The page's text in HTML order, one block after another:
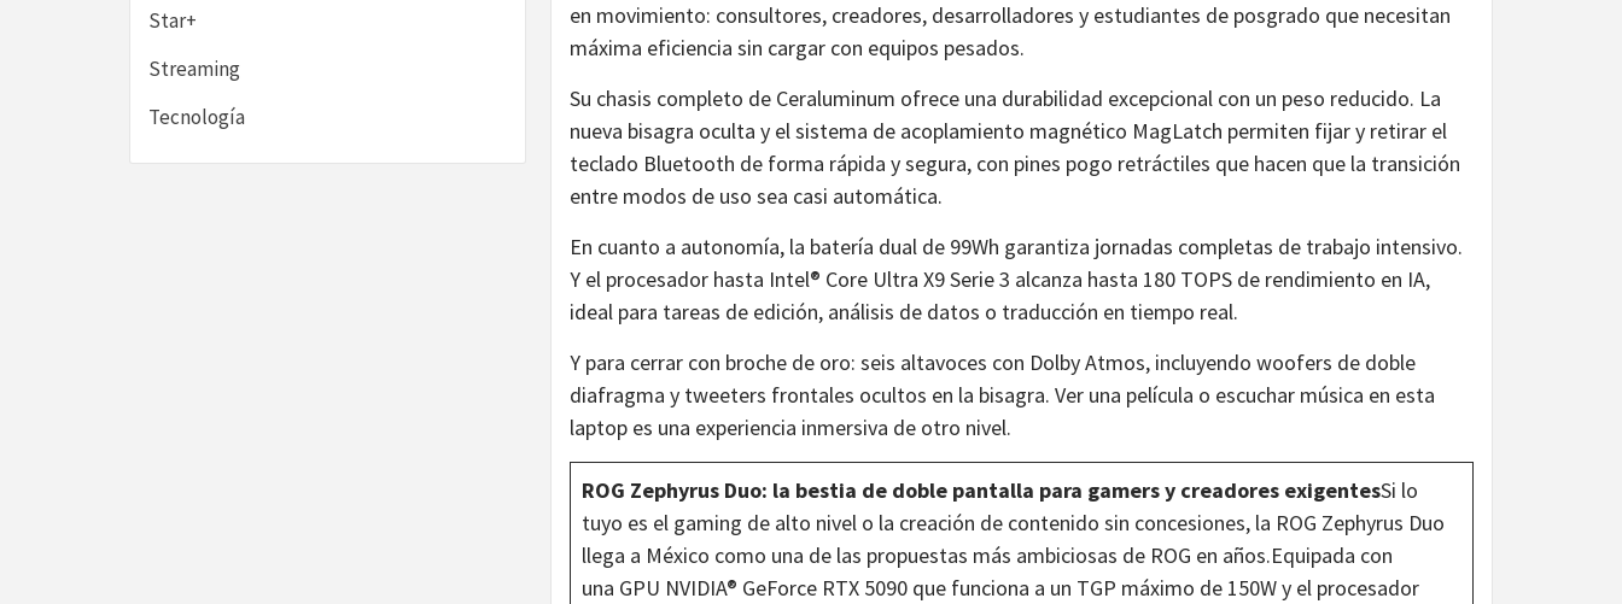
en movimiento: consultores, creadores, desarrolladores y estudiantes de posgrado que necesitan
máxima eficiencia sin cargar con equipos pesados.
Su chasis completo de Ceraluminum ofrece una durabilidad excepcional con un peso reducido. La
nueva bisagra oculta y el sistema de acoplamiento magnético MagLatch permiten fijar y retirar el
teclado Bluetooth de forma rápida y segura, con pines pogo retráctiles que hacen que la transición
entre modos de uso sea casi automática.
En cuanto a autonomía, la batería dual de 99Wh garantiza jornadas completas de trabajo intensivo.
Y el procesador hasta Intel®︎ Core Ultra X9 Serie 3 alcanza hasta 180 TOPS de rendimiento en IA,
ideal para tareas de edición, análisis de datos o traducción en tiempo real.
Y para cerrar con broche de oro: seis altavoces con Dolby Atmos, incluyendo woofers de doble
diafragma y tweeters frontales ocultos en la bisagra. Ver una película o escuchar música en esta
laptop es una experiencia inmersiva de otro nivel.
ROG Zephyrus Duo: la bestia de doble pantalla para gamers y creadores exigentesSi lo
tuyo es el gaming de alto nivel o la creación de contenido sin concesiones, la ROG Zephyrus Duo
llega a México como una de las propuestas más ambiciosas de ROG en años.Equipada con
una GPU NVIDIA®︎ GeForce RTX 5090 que funciona a un TGP máximo de 150W y el procesador
Star+
Streaming
Tecnología